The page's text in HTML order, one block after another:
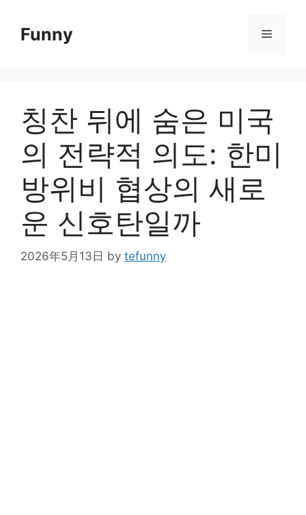
contentFunny Menu
칭찬 뒤에 숨은 미국
의 전략적 의도: 한미
방위비 협상의 새로
운 신호탄일까
2026年5月13日 by tefunny